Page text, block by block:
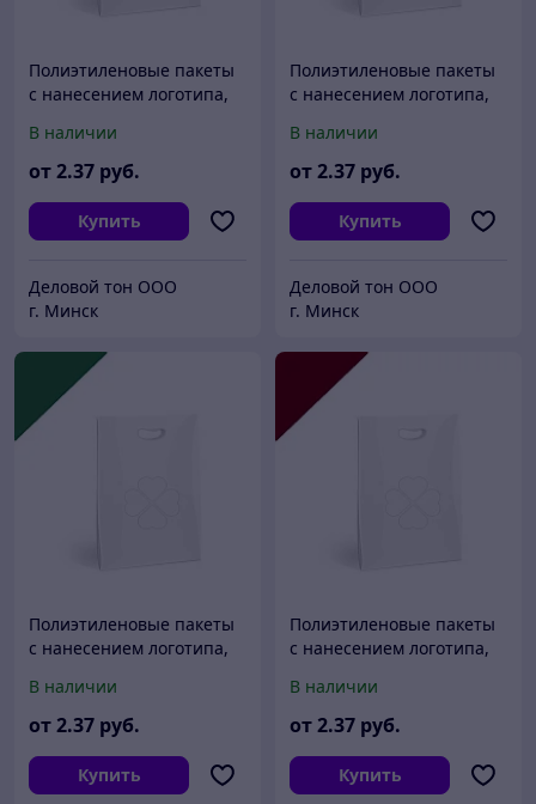
Полиэтиленовые пакеты
с нанесением логотипа,
В наличии
от2.37 руб.
Купить
Деловой тон ООО
г. Минск
Полиэтиленовые пакеты
с нанесением логотипа,
В наличии
от2.37 руб.
Купить
Деловой тон ООО
г. Минск
Полиэтиленовые пакеты
с нанесением логотипа,
В наличии
от2.37 руб.
Купить
Полиэтиленовые пакеты
с нанесением логотипа,
В наличии
от2.37 руб.
Купить